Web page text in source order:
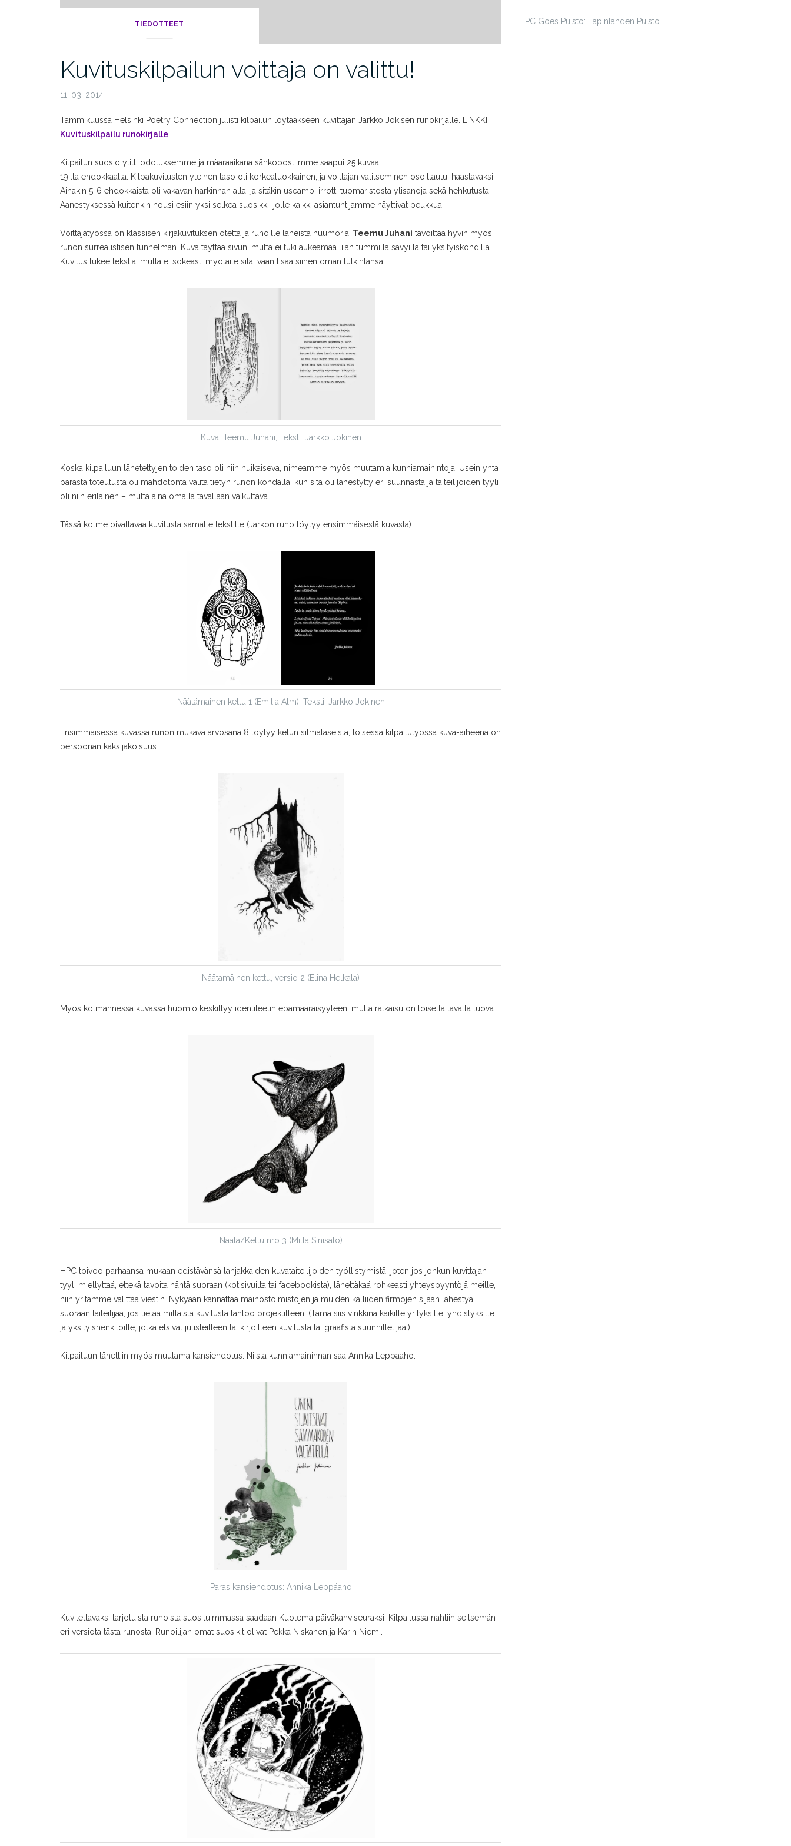
TIEDOTTEET
Kuvituskilpailun voittaja on valittu!
11. 03. 2014
Tammikuussa Helsinki Poetry Connection julisti kilpailun löytääkseen kuvittajan Jarkko Jokisen runokirjalle. LINKKI:
Kuvituskilpailu runokirjalle
Kilpailun suosio ylitti odotuksemme ja määräaikana sähköpostiimme saapui 25 kuvaa
19:lta ehdokkaalta. Kilpakuvitusten yleinen taso oli korkealuokkainen, ja voittajan valitseminen osoittautui haastavaksi.
Ainakin 5-6 ehdokkaista oli vakavan harkinnan alla, ja sitäkin useampi irrotti tuomaristosta ylisanoja sekä hehkutusta.
Äänestyksessä kuitenkin nousi esiin yksi selkeä suosikki, jolle kaikki asiantuntijamme näyttivät peukkua.
Voittajatyössä on klassisen kirjakuvituksen otetta ja runoille läheistä huumoria. Teemu Juhani tavoittaa hyvin myös
runon surrealistisen tunnelman. Kuva täyttää sivun, mutta ei tuki aukeamaa liian tummilla sävyillä tai yksityiskohdilla.
Kuvitus tukee tekstiä, mutta ei sokeasti myötäile sitä, vaan lisää siihen oman tulkintansa.
Kuva: Teemu Juhani, Teksti: Jarkko Jokinen
Koska kilpailuun lähetettyjen töiden taso oli niin huikaiseva, nimeämme myös muutamia kunniamainintoja. Usein yhtä
parasta toteutusta oli mahdotonta valita tietyn runon kohdalla, kun sitä oli lähestytty eri suunnasta ja taiteilijoiden tyyli
oli niin erilainen – mutta aina omalla tavallaan vaikuttava.
Tässä kolme oivaltavaa kuvitusta samalle tekstille (Jarkon runo löytyy ensimmäisestä kuvasta):
Näätämäinen kettu 1 (Emilia Alm), Teksti: Jarkko Jokinen
Ensimmäisessä kuvassa runon mukava arvosana 8 löytyy ketun silmälaseista, toisessa kilpailutyössä kuva-aiheena on
persoonan kaksijakoisuus:
Näätämäinen kettu, versio 2 (Elina Helkala)
Myös kolmannessa kuvassa huomio keskittyy identiteetin epämääräisyyteen, mutta ratkaisu on toisella tavalla luova:
Näätä/Kettu nro 3 (Milla Sinisalo)
HPC toivoo parhaansa mukaan edistävänsä lahjakkaiden kuvataiteilijoiden työllistymistä, joten jos jonkun kuvittajan
tyyli miellyttää, ettekä tavoita häntä suoraan (kotisivuilta tai facebookista), lähettäkää rohkeasti yhteyspyyntöjä meille,
niin yritämme välittää viestin. Nykyään kannattaa mainostoimistojen ja muiden kalliiden firmojen sijaan lähestyä
suoraan taiteilijaa, jos tietää millaista kuvitusta tahtoo projektilleen. (Tämä siis vinkkinä kaikille yrityksille, yhdistyksille
ja yksityishenkilöille, jotka etsivät julisteilleen tai kirjoilleen kuvitusta tai graafista suunnittelijaa.)
Kilpailuun lähettiin myös muutama kansiehdotus. Niistä kunniamaininnan saa Annika Leppäaho:
Paras kansiehdotus: Annika Leppäaho
Kuvitettavaksi tarjotuista runoista suosituimmassa saadaan Kuolema päiväkahviseuraksi. Kilpailussa nähtiin seitsemän
eri versiota tästä runosta. Runoilijan omat suosikit olivat Pekka Niskanen ja Karin Niemi.
HPC Goes Puisto: Lapinlahden Puisto